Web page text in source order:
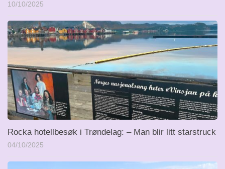
10/10/2025
Rocka hotellbesøk i Trøndelag: – Man blir litt starstruck
04/10/2025